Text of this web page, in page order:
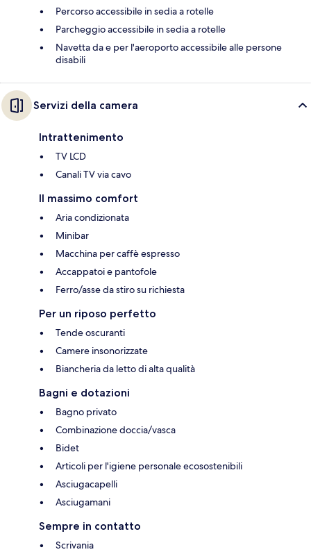
Percorso accessibile in sedia a rotelle
Parcheggio accessibile in sedia a rotelle
Navetta da e per l'aeroporto accessibile alle persone
disabili
Servizi della camera
Intrattenimento
TV LCD
Canali TV via cavo
Il massimo comfort
Aria condizionata
Minibar
Macchina per caffè espresso
Accappatoi e pantofole
Ferro/asse da stiro su richiesta
Per un riposo perfetto
Tende oscuranti
Camere insonorizzate
Biancheria da letto di alta qualità
Bagni e dotazioni
Bagno privato
Combinazione doccia/vasca
Bidet
Articoli per l'igiene personale ecosostenibili
Asciugacapelli
Asciugamani
Sempre in contatto
Scrivania